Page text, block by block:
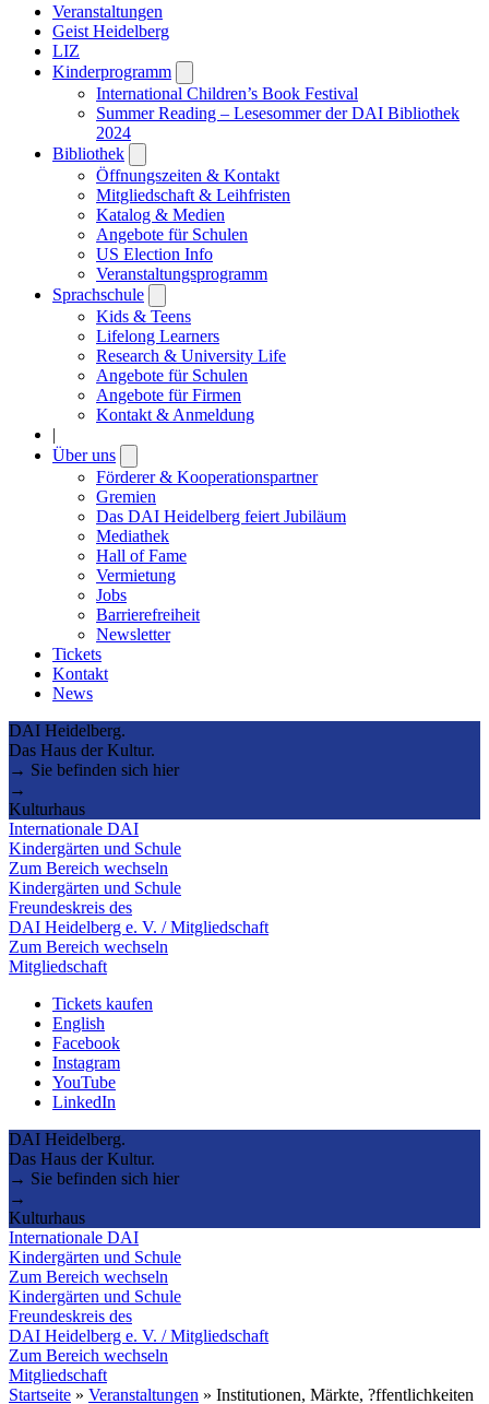
Veranstaltungen
Geist Heidelberg
LIZ
Kinderprogramm
submenu
International Children’s Book Festival
Summer Reading – Lesesommer der DAI Bibliothek
2024
Bibliothek
submenu
Öffnungszeiten & Kontakt
Mitgliedschaft & Leihfristen
Katalog & Medien
Angebote für Schulen
US Election Info
Veranstaltungsprogramm
Sprachschule
submenu
Kids & Teens
Lifelong Learners
Research & University Life
Angebote für Schulen
Angebote für Firmen
Kontakt & Anmeldung
|
Über uns
submenu
Förderer & Kooperationspartner
Gremien
Das DAI Heidelberg feiert Jubiläum
Mediathek
Hall of Fame
Vermietung
Jobs
Barrierefreiheit
Newsletter
Tickets
Kontakt
News
DAI Heidelberg.
Das Haus der Kultur.
→ Sie befinden sich hier
→
Kulturhaus
Internationale DAI
Kindergärten und Schule
Zum Bereich wechseln
Kindergärten und Schule
Freundeskreis des
DAI Heidelberg e. V. / Mitgliedschaft
Zum Bereich wechseln
Mitgliedschaft
Tickets kaufen
English
Facebook
Instagram
YouTube
LinkedIn
DAI Heidelberg.
Das Haus der Kultur.
→ Sie befinden sich hier
→
Kulturhaus
Internationale DAI
Kindergärten und Schule
Zum Bereich wechseln
Kindergärten und Schule
Freundeskreis des
DAI Heidelberg e. V. / Mitgliedschaft
Zum Bereich wechseln
Mitgliedschaft
Startseite » Veranstaltungen » Institutionen, Märkte, ?ffentlichkeiten